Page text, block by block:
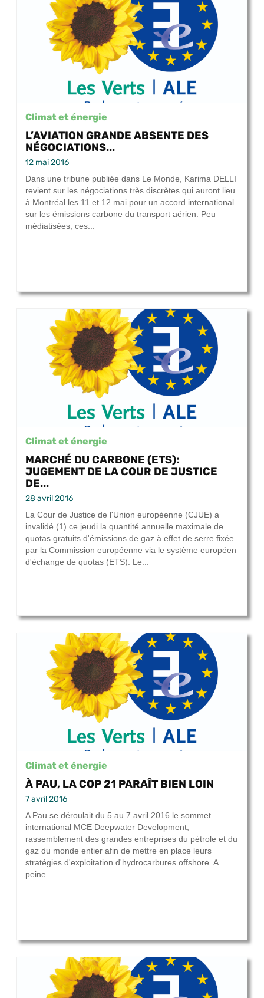
Climat et énergie
L’AVIATION GRANDE ABSENTE DES
NÉGOCIATIONS...
12 mai 2016
Dans une tribune publiée dans Le Monde, Karima DELLI
revient sur les négociations très discrètes qui auront lieu
à Montréal les 11 et 12 mai pour un accord international
sur les émissions carbone du transport aérien. Peu
médiatisées, ces...
Climat et énergie
MARCHÉ DU CARBONE (ETS):
JUGEMENT DE LA COUR DE JUSTICE
DE...
28 avril 2016
La Cour de Justice de l'Union européenne (CJUE) a
invalidé (1) ce jeudi la quantité annuelle maximale de
quotas gratuits d'émissions de gaz à effet de serre fixée
par la Commission européenne via le système européen
d'échange de quotas (ETS). Le...
Climat et énergie
À PAU, LA COP 21 PARAÎT BIEN LOIN
7 avril 2016
A Pau se déroulait du 5 au 7 avril 2016 le sommet
international MCE Deepwater Development,
rassemblement des grandes entreprises du pétrole et du
gaz du monde entier afin de mettre en place leurs
stratégies d'exploitation d'hydrocarbures offshore. A
peine...